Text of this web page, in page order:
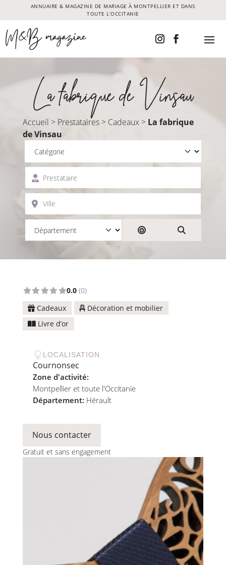
ANNUAIRE & MAGAZINE DE MARIAGE À MONTPELLIER ET DANS
TOUTE L’OCCITANIE
La fabrique de Vinsau
Accueil > Prestataires> Cadeaux> La fabrique
de Vinsau
Prestataire
Ville
Rechercher par
0.0 (0)
Cadeaux
Décoration et mobilier
Livre d’or
 LOCALISATION
Cournonsec
Zone d'activité:
Montpellier et toute l'Occitanie
Département: Hérault
Nous contacter
Gratuit et sans engagement